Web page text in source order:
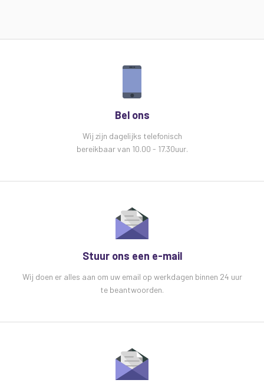
Bel ons
Wij zijn dagelijks telefonisch
bereikbaar van 10.00 - 17.30uur.
Stuur ons een e-mail
Wij doen er alles aan om uw email op werkdagen binnen 24 uur
te beantwoorden.